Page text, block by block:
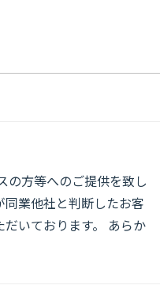
の方等へのご提供を致し
業他社と判断したお客
いております。 あらか